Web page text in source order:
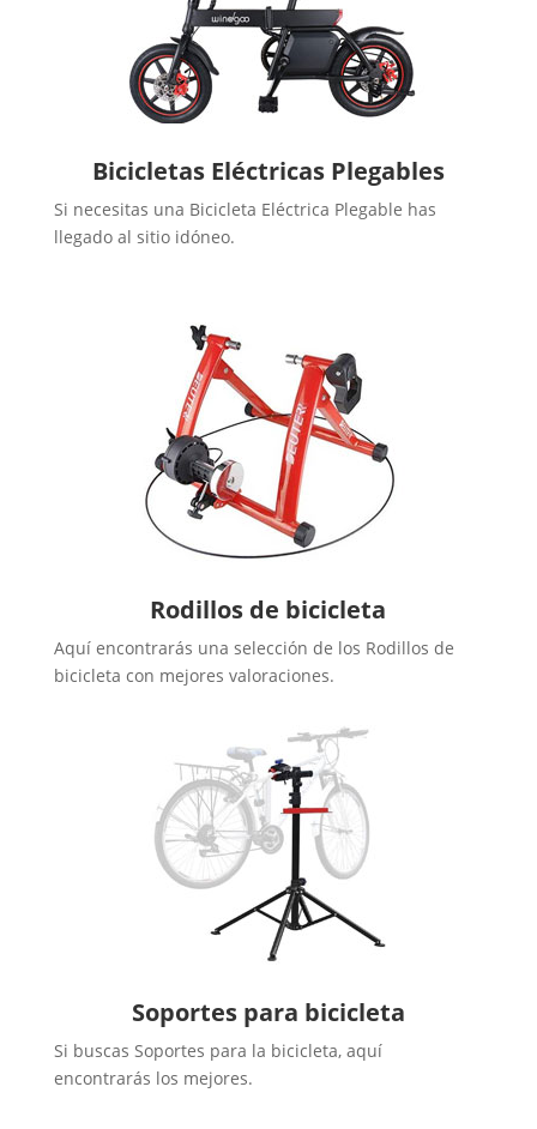
Bicicletas Eléctricas Plegables
Si necesitas una Bicicleta Eléctrica Plegable has
llegado al sitio idóneo.
Rodillos de bicicleta
Aquí encontrarás una selección de los Rodillos de
bicicleta con mejores valoraciones.
Soportes para bicicleta
Si buscas Soportes para la bicicleta, aquí
encontrarás los mejores.